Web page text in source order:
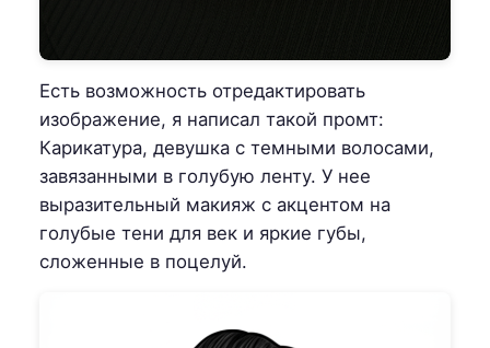
Есть возможность отредактировать
изображение, я написал такой промт:
Карикатура, девушка с темными волосами,
завязанными в голубую ленту. У нее
выразительный макияж с акцентом на
голубые тени для век и яркие губы,
сложенные в поцелуй.